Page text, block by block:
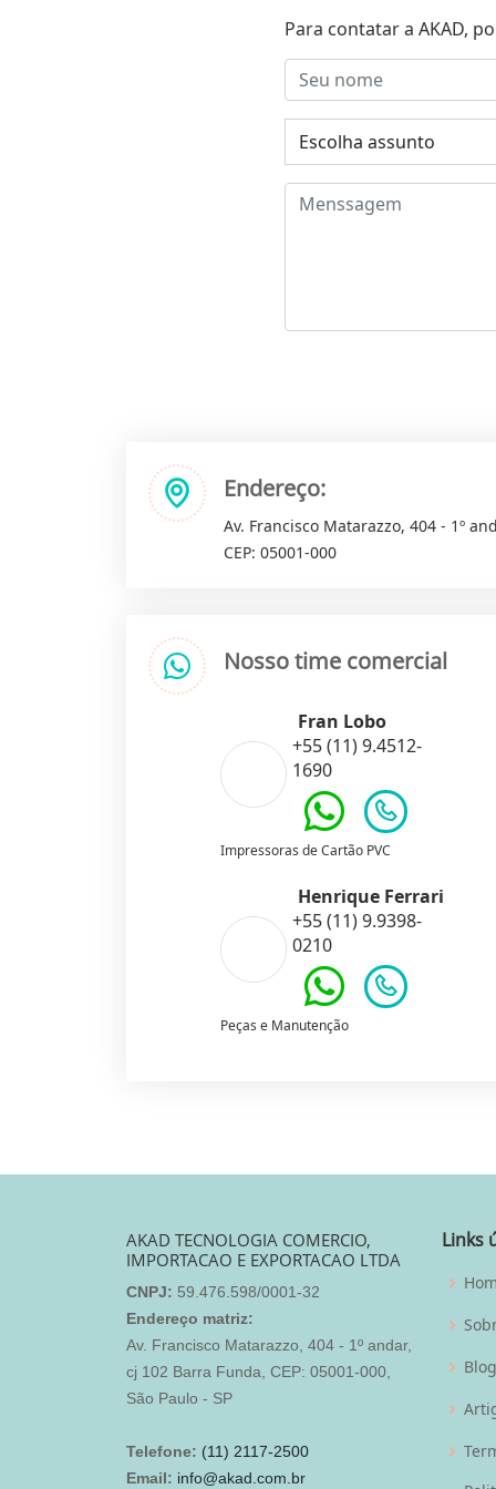
Para contatar a AKAD,
Endereço:
Av. Francisco Matarazzo, 404 - 1º
CEP: 05001-000
Nosso time comercial
Fran Lobo
+55 (11) 9.4512-
1690
Impressoras de Cartão PVC
Henrique Ferrari
+55 (11) 9.9398-
0210
Peças e Manutenção
AKAD TECNOLOGIA COMERCIO,
IMPORTACAO E EXPORTACAO LTDA
CNPJ: 59.476.598/0001-32
Endereço matriz:
Av. Francisco Matarazzo, 404 - 1º andar,
cj 102 Barra Funda, CEP: 05001-000,
São Paulo - SP
Telefone: (11) 2117-2500
Email: info@akad.com.br
Links